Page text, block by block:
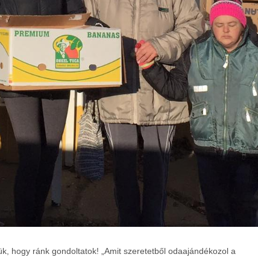
hogy ránk gondoltatok! „Amit szeretetből odaajándékozol a